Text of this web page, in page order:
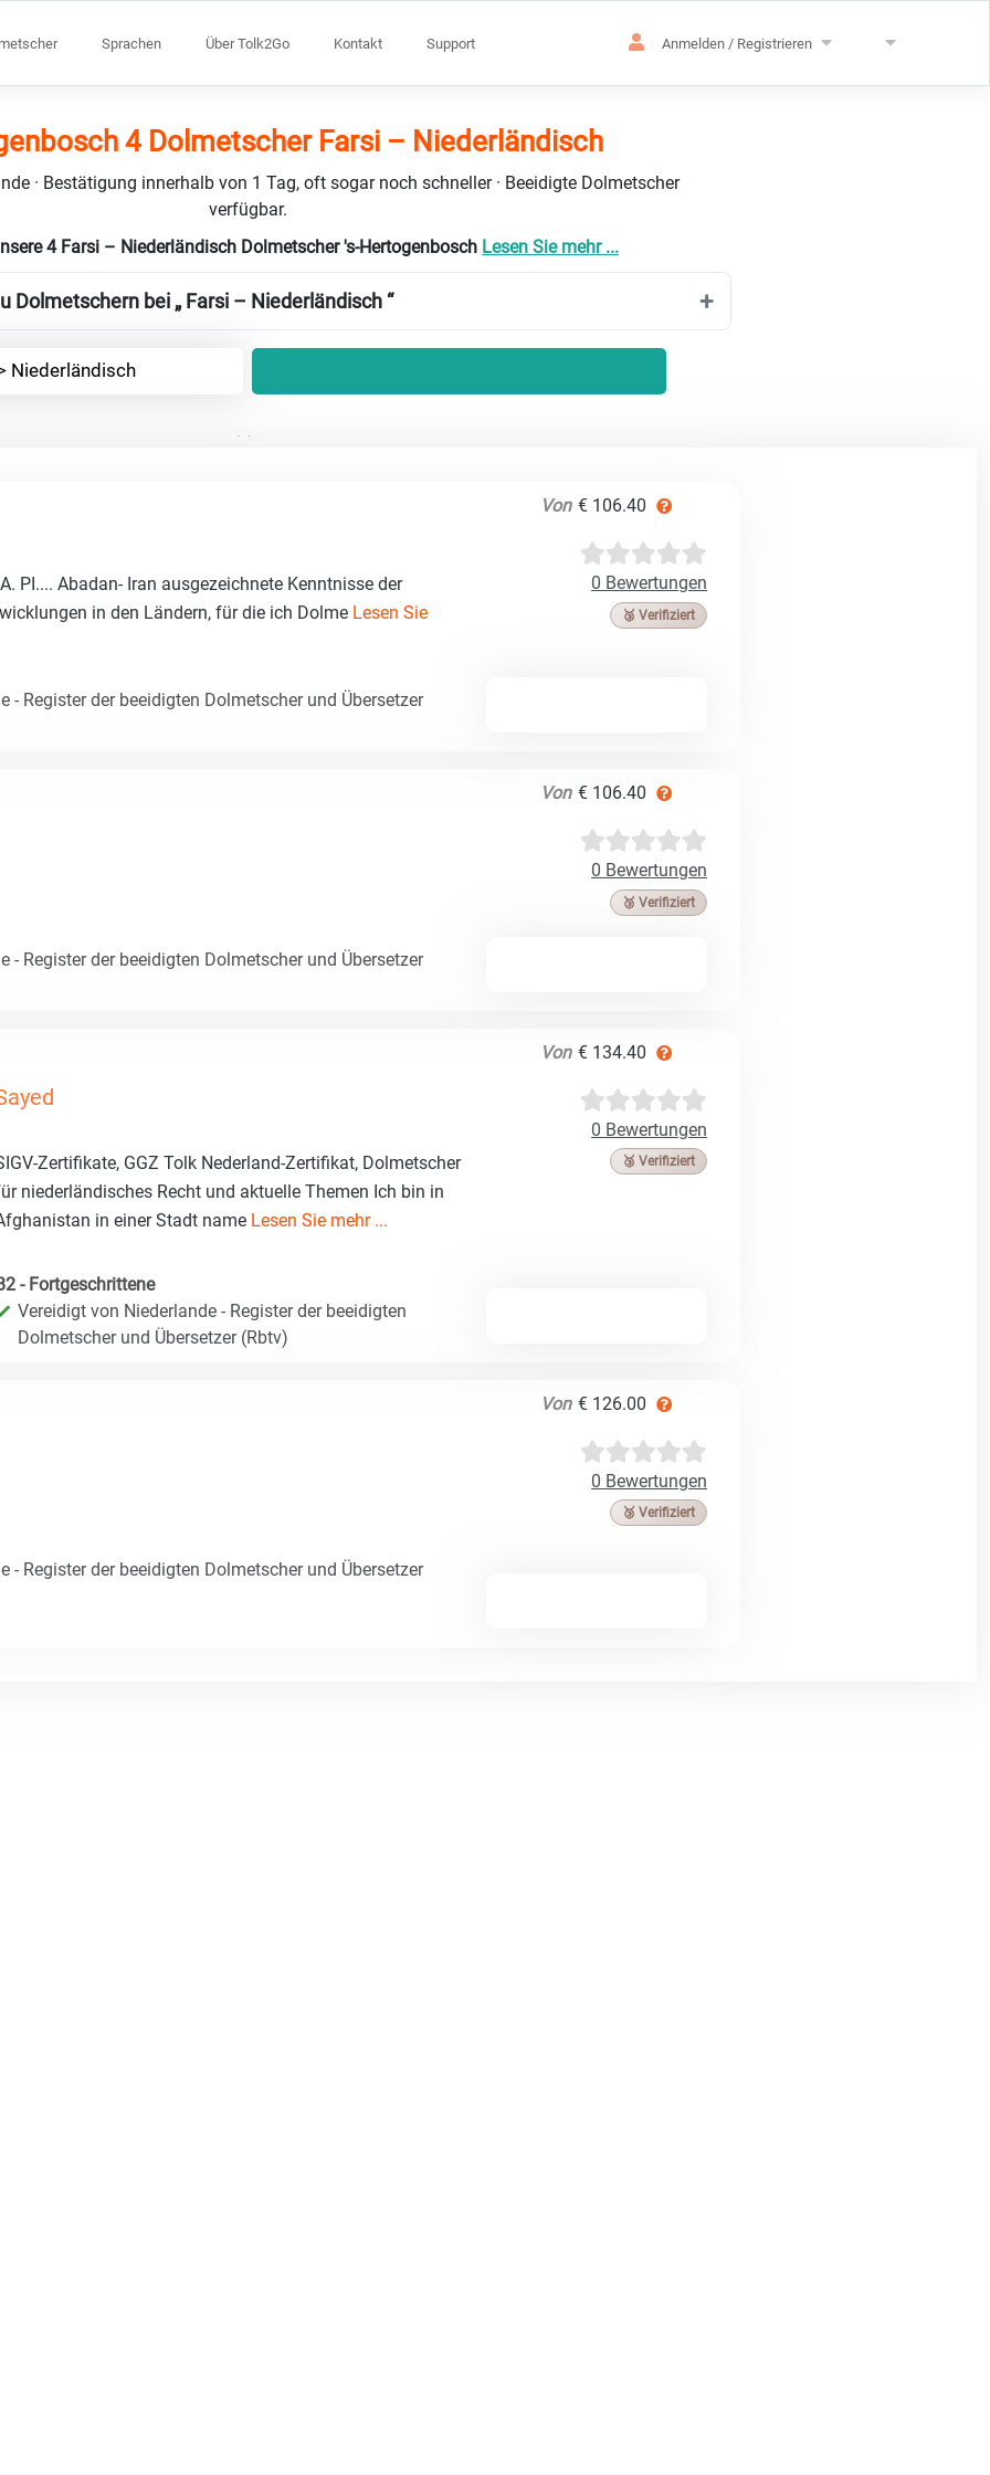
Sprachen Über Tolk2Go Kontakt Support Anmelden / Registrieren
4 Dolmetscher Farsi – Niederländisch
· Bestätigung innerhalb von 1 Tag, oft sogar noch schneller · Beeidigte Dolmetscher
verfügbar.
4 Farsi – Niederländisch Dolmetscher 's-Hertogenbosch Lesen Sie mehr ...
Dolmetschern bei „ Farsi – Niederländisch “
Niederländisch
Von € 106.40
0 Bewertungen
🥉 Verifiziert
PI.... Abadan- Iran ausgezeichnete Kenntnisse der
in den Ländern, für die ich Dolme Lesen Sie
- Register der beeidigten Dolmetscher und Übersetzer
Von € 106.40
0 Bewertungen
🥉 Verifiziert
- Register der beeidigten Dolmetscher und Übersetzer
Von € 134.40
0 Bewertungen
🥉 Verifiziert
Zertifikate, GGZ Tolk Nederland-Zertifikat, Dolmetscher
niederländisches Recht und aktuelle Themen Ich bin in
in einer Stadt name Lesen Sie mehr ...
- Fortgeschrittene
Vereidigt von Niederlande - Register der beeidigten
Dolmetscher und Übersetzer (Rbtv)
Von € 126.00
0 Bewertungen
🥉 Verifiziert
- Register der beeidigten Dolmetscher und Übersetzer